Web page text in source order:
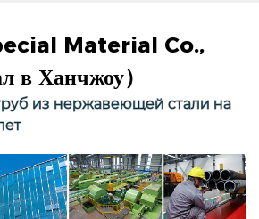
Material Co.,
в Ханчжоу）
из нержавеющей стали на